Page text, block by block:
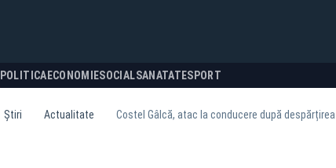
POLITICA ECONOMIESOCIALSANATATESPORT
Știri Actualitate Costel Gâlcă, atac la conducere după